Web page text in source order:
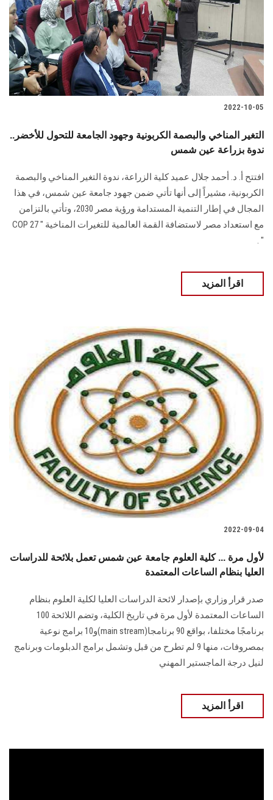
2022-10-05
التغير المناخي والبصمة الكربونية وجهود الجامعة للتحول للأخضر..
ندوة بزراعة عين شمس
افتتح أ. د. أحمد جلال عميد كلية الزراعة، ندوة التغير المناخي والبصمة
الكربونية، مشيراً إلى أنها تأتي ضمن جهود جامعة عين شمس، في هذا
المجال في إطار التنمية المستدامة ورؤية مصر 2030، وتأتي بالتزامن
مع استعداد مصر لاستضافة القمة العالمية للتغيرات المناخية " COP 27
" .
اقرأ المزيد
2022-09-04
لأول مرة ... كلية العلوم جامعة عين شمس تعمل بلائحة للدراسات
العليا بنظام الساعات المعتمدة
صدر قرار وزاري بإصدار لائحة الدراسات العليا لكلية العلوم بنظام
الساعات المعتمدة لأول مرة في تاريخ الكلية، وتضم اللائحة 100
برنامجًا مختلفا، بواقع 90 برنامجا(main stream)و10 برامج نوعية
بمصروفات، منها 9 لم تطرح من قبل وتشمل برامج الدبلومات وبرنامج
لنيل درجة الماجستير المهني
اقرأ المزيد